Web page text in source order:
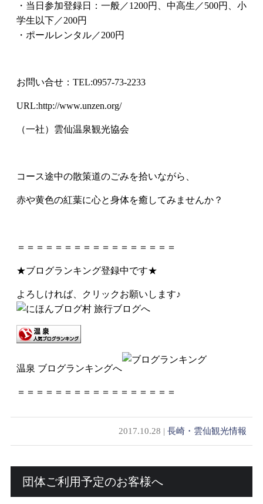
・当日参加登録日：一般／1200円、中高生／500円、小
学生以下／200円
・ポールレンタル／200円
お問い合せ： TEL:0957-73-2233
URL:http://www.unzen.org/
（一社）雲仙温泉観光協会
コース途中の散策道のごみを拾いながら、
赤や黄色の紅葉に心と身体を癒してみませんか？
＝＝＝＝＝＝＝＝＝＝＝＝＝＝＝＝＝
★ブログランキング登録中です★
よろしければ、クリックお願いします♪
温泉 ブログランキングへ
＝＝＝＝＝＝＝＝＝＝＝＝＝＝＝＝＝
2017.10.28 |長崎・雲仙観光情報
団体ご利用予定のお客様へ